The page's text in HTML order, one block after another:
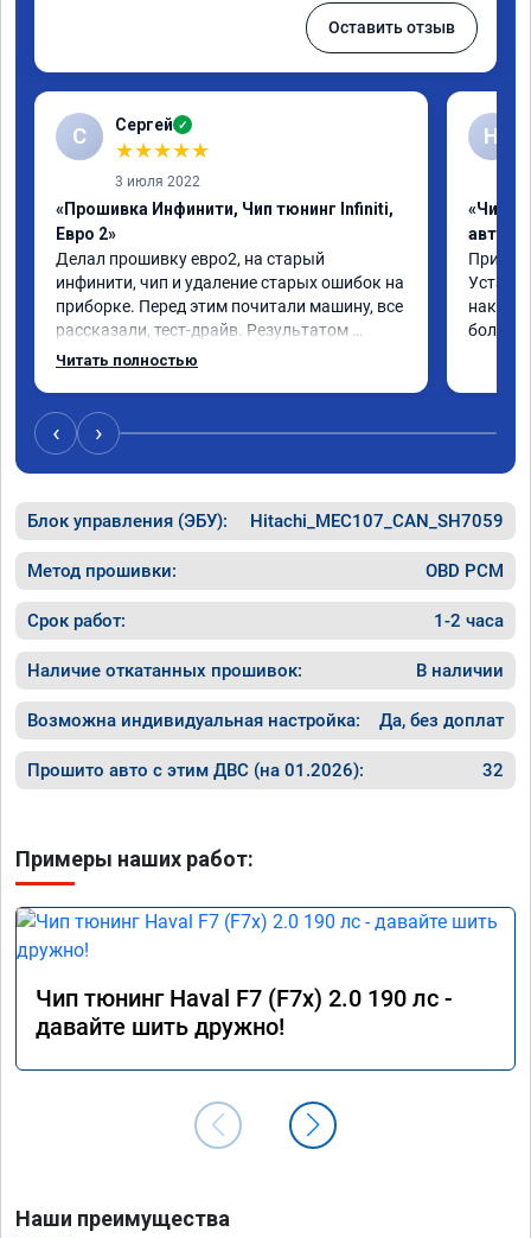
Оставить отзыв
С Сергей ✓
★★★★★
3 июля 2022
«Прошивка Инфинити, Чип тюнинг Infiniti,
Евро 2»
Делал прошивку евро2, на старый
инфинити, чип и удаление старых ошибок на
приборке. Перед этим почитали машину, все
рассказали, тест-драйв. Результатом
доволен, расход упал, машина стала еще
Читать полностью
Н
«Чип
накат
‹ ›
Блок управления (ЭБУ): Hitachi_MEC107_CAN_SH7059
Метод прошивки: OBD PCM
Срок работ: 1-2 часа
Наличие откатанных прошивок: В наличии
Возможна индивидуальная настройка: Да, без доплат
Прошито авто с этим ДВС (на 01.2026): 32
Примеры наших работ:
Чип тюнинг Haval F7 (F7x) 2.0 190 лс -
давайте шить дружно!
Наши преимущества